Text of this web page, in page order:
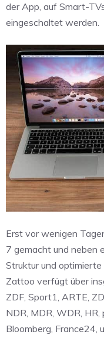
der App, auf Smart-
eingeschaltet werden.
Erst vor wenigen
7 gemacht und neben
Struktur und
Zattoo verfügt über
ZDF, Sport1, ARTE,
NDR, MDR, WDR, HR,
Bloomberg, France24,